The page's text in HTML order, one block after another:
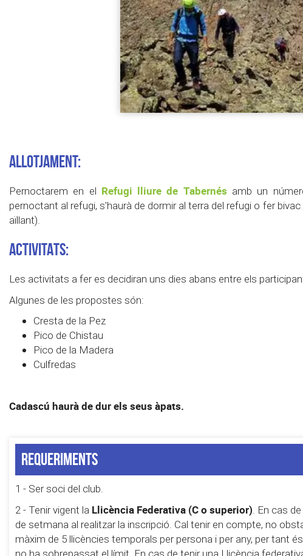
ALLOTJAMENT:
Pernoctarem en el Refugi lliure de Tabernés amb un
pernoctant al refugi, s'haurà de dormir al terra del refugi o fer
aïllant).
ACTIVITATS:
Les activitats a fer es decidiran uns dies abans entre els
Algunes de les propostes són:
Cresta de la Pez
Pico de Chistau
Pico de la Madera
Culfredas
Cadascú haurà de dur els seus àpats.
Requeriments
1 - Ser soci del club.
2 - Tenir vigent la Llicència Federativa (C o superior). En cas
de setmana al realitzar la inscripció. Cal tenir en compte, no
màxim de 5 llicències temporals per persona i per any, per tant